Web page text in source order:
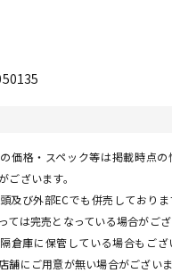
価格・スペック等は掲載時点
ございます。
及び外部ECでも併売しており
ては完売となっている場合がござ
倉庫に保管している場合もご
舗にご用意が無い場合がございま